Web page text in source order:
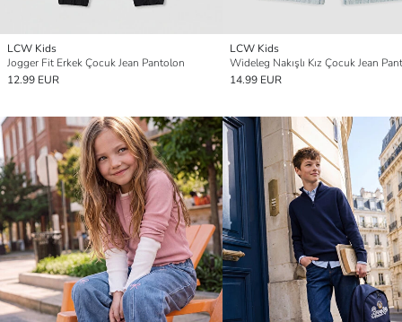
LCW Kids
Jogger Fit Erkek Çocuk Jean Pantolon
12.99 EUR
LCW Kids
Wideleg Nakışlı Kız Çocuk Jean
14.99 EUR